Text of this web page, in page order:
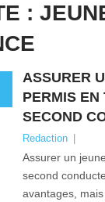
:
ASSURER
PERMIS EN
SECOND
Redaction
Assurer un
second
avantages,